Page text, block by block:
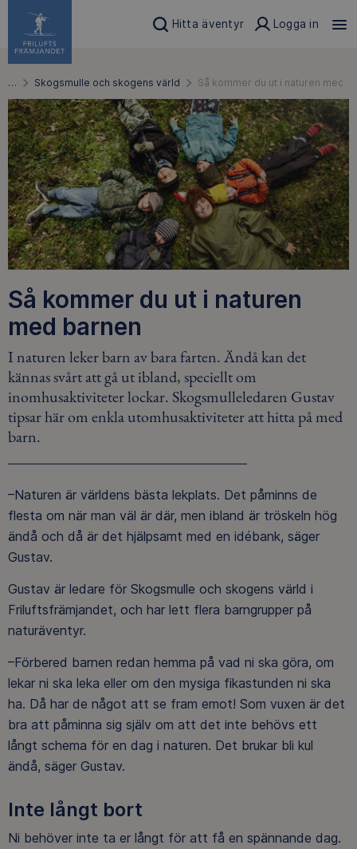
Hitta äventyr Logga in
… Skogsmulle och skogens värld Så kommer du ut i naturen med
Så kommer du ut i naturen
med barnen
I naturen leker barn av bara farten. Ändå kan det
kännas svårt att gå ut ibland, speciellt om
inomhusaktiviteter lockar. Skogsmulleledaren Gustav
tipsar här om enkla utomhusaktiviteter att hitta på med
barn.
–Naturen är världens bästa lekplats. Det påminns de
flesta om när man väl är där, men ibland är tröskeln hög
ändå och då är det hjälpsamt med en idébank, säger
Gustav.
Gustav är ledare för Skogsmulle och skogens värld i
Friluftsfrämjandet, och har lett flera barngrupper på
naturäventyr.
–Förbered barnen redan hemma på vad ni ska göra, om
lekar ni ska leka eller om den mysiga fikastunden ni ska
ha. Då har de något att se fram emot! Som vuxen är det
bra att påminna sig själv om att det inte behövs ett
långt schema för en dag i naturen. Det brukar bli kul
ändå, säger Gustav.
Inte långt bort
Ni behöver inte ta er långt för att få en spännande dag.